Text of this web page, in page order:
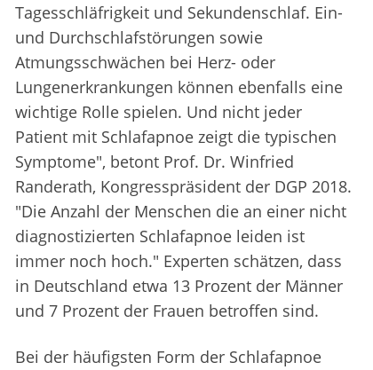
Tagesschläfrigkeit und Sekundenschlaf. Ein-
und Durchschlafstörungen sowie
Atmungsschwächen bei Herz- oder
Lungenerkrankungen können ebenfalls eine
wichtige Rolle spielen. Und nicht jeder
Patient mit Schlafapnoe zeigt die typischen
Symptome", betont Prof. Dr. Winfried
Randerath, Kongresspräsident der DGP 2018.
"Die Anzahl der Menschen die an einer nicht
diagnostizierten Schlafapnoe leiden ist
immer noch hoch." Experten schätzen, dass
in Deutschland etwa 13 Prozent der Männer
und 7 Prozent der Frauen betroffen sind.
Bei der häufigsten Form der Schlafapnoe